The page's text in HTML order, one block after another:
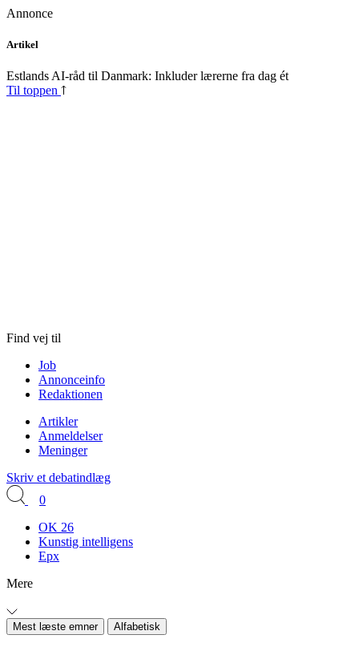
Annonce
Skip
content
Artikel
Estlands AI-råd til Danmark: Inkluder lærerne fra dag ét
Til toppen
Find vej til
Job
Annonceinfo
Redaktionen
Artikler
Anmeldelser
Meninger
Skriv et debatindlæg
0
OK 26
Kunstig intelligens
Epx
Mere
Mest læste emner Alfabetisk